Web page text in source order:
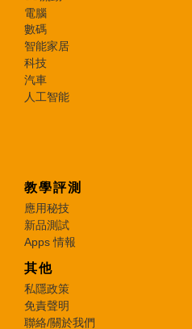
電腦
數碼
智能家居
科技
汽車
人工智能
教學評測
應用秘技
新品測試
Apps 情報
其他
私隱政策
免責聲明
聯絡/關於我們